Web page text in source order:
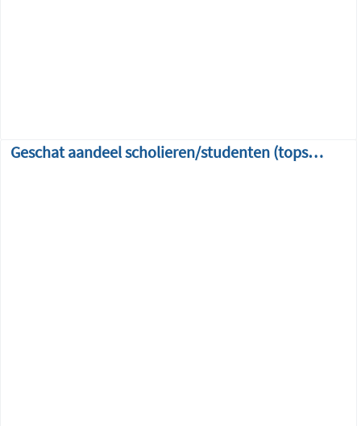
Geschat aandeel scholieren/studenten (topsectorvergelijking)